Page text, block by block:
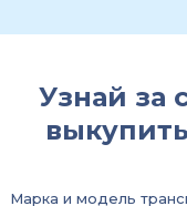
Узнай за
Марка и модель